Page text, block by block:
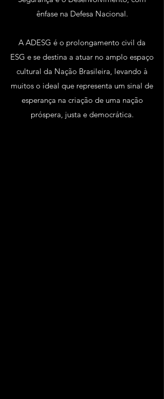
ênfase na Defesa Nacional.
A ADESG é o prolongamento civil da
ESG e se destina a atuar no amplo espaço
cultural da Nação Brasileira, levando à
muitos o ideal que representa um sinal de
esperança na criação de uma nação
próspera, justa e democrática.